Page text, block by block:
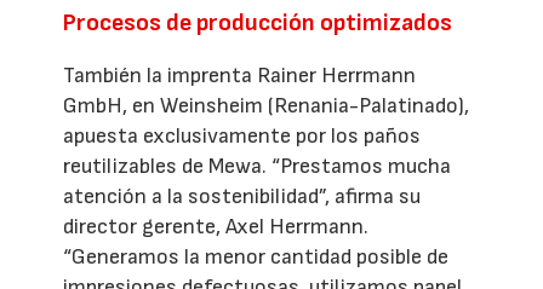
Procesos de producción optimizados
También la imprenta Rainer Herrmann
GmbH, en Weinsheim (Renania-Palatinado),
apuesta exclusivamente por los paños
reutilizables de Mewa. “Prestamos mucha
atención a la sostenibilidad”, afirma su
director gerente, Axel Herrmann.
“Generamos la menor cantidad posible de